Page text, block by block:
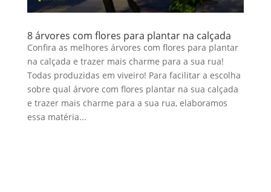
8 árvores com flores para plantar na calçada
Confira as melhores árvores com flores para plantar
na calçada e trazer mais charme para a sua rua!
Todas produzidas em viveiro! Para facilitar a escolha
sobre qual árvore com flores plantar na sua calçada
e trazer mais charme para a sua rua, elaboramos
essa matéria...